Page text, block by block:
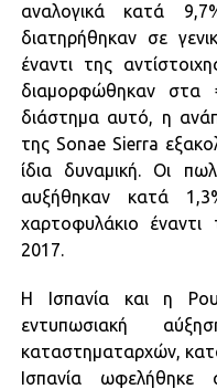
αναλογικά κατά
διατηρήθηκαν σε
έναντι της
διαμορφώθηκαν στα
διάστημα αυτό, η
της Sonae Sierra
ίδια δυναμική. Οι
αυξήθηκαν κατά
χαρτοφυλάκιο έναντι
2017.
Η Ισπανία και η
εντυπωσιακή
καταστηματαρχών,
Ισπανία